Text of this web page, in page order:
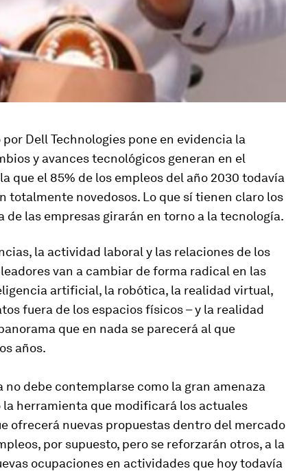
Dell Technologies pone en evidencia la
y avances tecnológicos generan en el
que el 85% de los empleos del año 2030 todavía
totalmente novedosos. Lo que sí tienen claro los
de las empresas girarán en torno a la tecnología.
la actividad laboral y las relaciones de los
van a cambiar de forma radical en las
artificial, la robótica, la realidad virtual,
fuera de los espacios físicos – y la realidad
que en nada se parecerá al que
años.
no debe contemplarse como la gran amenaza
la herramienta que modificará los actuales
ofrecerá nuevas propuestas dentro del mercado
por supuesto, pero se reforzarán otros, a la
ocupaciones en actividades que hoy todavía